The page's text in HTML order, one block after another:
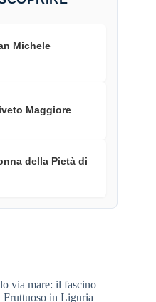
Michele
Maggiore
della Pietà di
via mare: il fascino
Fruttuoso in Liguria